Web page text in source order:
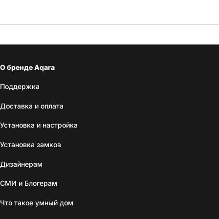
О бренде Aqara
Поддержка
Доставка и оплата
Установка и настройка
Установка замков
Дизайнерам
СМИ и Блогерам
Что такое умный дом